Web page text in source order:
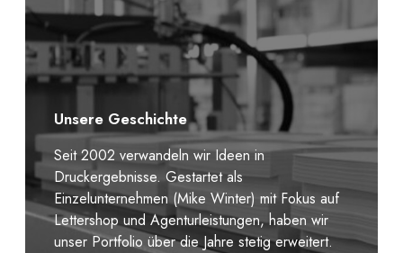
Unsere Geschichte
Seit 2002 verwandeln wir Ideen in
Druckergebnisse. Gestartet als
Einzelunternehmen (Mike Winter) mit Fokus auf
Lettershop und Agenturleistungen, haben wir
unser Portfolio über die Jahre stetig erweitert.